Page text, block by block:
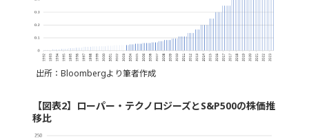
出所：Bloombergより筆者作成
【図表2】ローパー・テクノロジーズとS&P500の株価推
移比